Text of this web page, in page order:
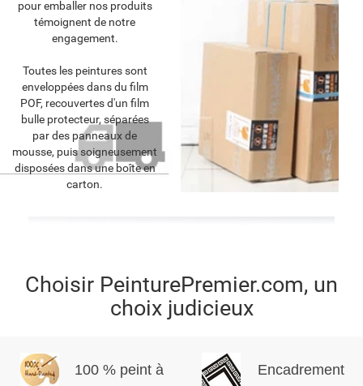
pour emballer nos produits
témoignent de notre
engagement.
Toutes les peintures sont
enveloppées dans du film
POF, recouvertes d'un film
bulle protecteur, séparées
par des panneaux de
mousse, puis soigneusement
disposées dans une boîte en
carton.
Choisir PeinturePremier.com, un
choix judicieux
100 % peint à Encadrement